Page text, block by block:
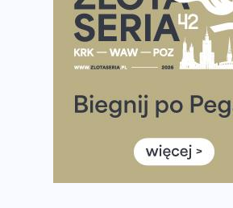
półmaratonem
Już w tę sobotę 35. Bieg Powstania
Wystartuje rekordowa liczba
poradnik przed startem
Ile razy w tygodniu biegać? 3 treningi
często biegać, żeby robić postępy
Już w ten weekend! Przed nami